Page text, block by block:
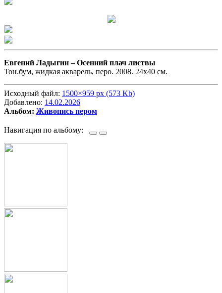
Евгений Ладыгин –Осенний плач листвы
Тон.бум, жидкая акварель, перо. 2008. 24х40 см.
Исходный файл: 1500×959 px (573 Kb)
Добавлено: 14.02.2026
Альбом: Живопись пером
Навигация по альбому: